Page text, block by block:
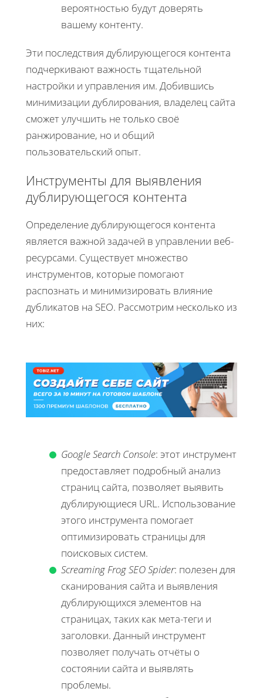
вероятностью будут доверять
вашему контенту.
Эти последствия дублирующегося контента
подчеркивают важность тщательной
настройки и управления им. Добившись
минимизации дублирования, владелец сайта
сможет улучшить не только своё
ранжирование, но и общий
пользовательский опыт.
Инструменты для выявления
дублирующегося контента
Определение дублирующегося контента
является важной задачей в управлении веб-
ресурсами. Существует множество
инструментов, которые помогают
распознать и минимизировать влияние
дубликатов на SEO. Рассмотрим несколько из
них:
Google Search Console: этот инструмент
предоставляет подробный анализ
страниц сайта, позволяет выявить
дублирующиеся URL. Использование
этого инструмента помогает
оптимизировать страницы для
поисковых систем.
Screaming Frog SEO Spider: полезен для
сканирования сайта и выявления
дублирующихся элементов на
страницах, таких как мета-теги и
заголовки. Данный инструмент
позволяет получать отчёты о
состоянии сайта и выявлять
проблемы.